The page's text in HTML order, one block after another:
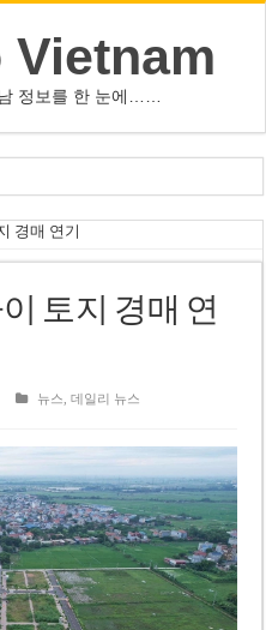
Vietnam
정보를 한 눈에……
집 ‘한 컷의 서정’ 출간
곳 공개…절반은 국영기업
, 2~3개월 조기 달성 자신”
치권 불신임 압박 직면
무 확정… 8월 29일~9월 2일
미사일 요격 실패…드론, 모스크바 집
완공 목표
청구 기각
경매 연기
토지 경매 연
뉴스 ,데일리 뉴스